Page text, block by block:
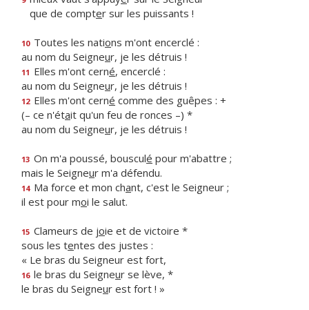
que de compter sur les puissants !
10 Toutes les nations m'ont encerclé :
au nom du Seigneur, je les détruis !
11 Elles m'ont cerné, encerclé :
au nom du Seigneur, je les détruis !
12 Elles m'ont cerné comme des guêpes : +
(– ce n'était qu'un feu de ronces –) *
au nom du Seigneur, je les détruis !
13 On m'a poussé, bousculé pour m'abattre ;
mais le Seigneur m'a défendu.
14 Ma force et mon chant, c'est le Seigneur ;
il est pour moi le salut.
15 Clameurs de joie et de victoire *
sous les tentes des justes :
« Le bras du Seigneur est fort,
16 le bras du Seigneur se lève, *
le bras du Seigneur est fort ! »